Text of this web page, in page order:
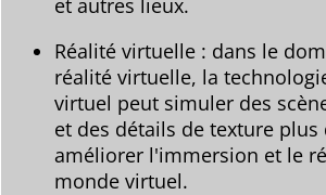
Réalité virtuelle : dans le
réalité virtuelle, la
virtuel peut simuler des
et des détails de texture plus
améliorer l'immersion et le
monde virtuel.